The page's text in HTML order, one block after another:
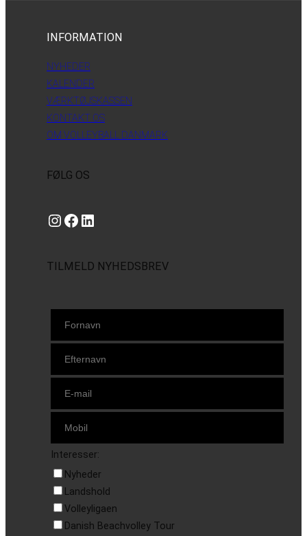
INFORMATION
NYHEDER
KALENDER
VÆRKTØJSKASSEN
KONTAKT OS
OM VOLLEYBALL DANMARK
FØLG OS
Instagram https://www.facebook.com/danishbeachvolleytour LinkedIn
TILMELD NYHEDSBREV
Interesser:
Nyheder
Landshold
Volleyligaen
Danish Beachvolley Tour